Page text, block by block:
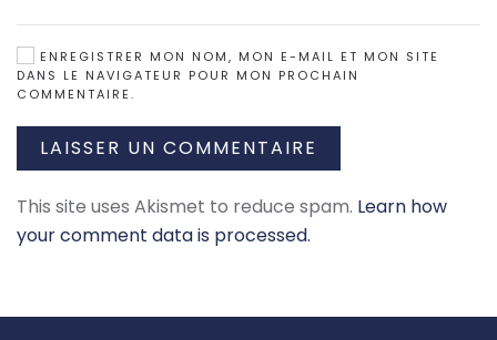
ENREGISTRER MON NOM, MON E-MAIL ET MON SITE
DANS LE NAVIGATEUR POUR MON PROCHAIN
COMMENTAIRE.
LAISSER UN COMMENTAIRE
This site uses Akismet to reduce spam. Learn how
your comment data is processed.